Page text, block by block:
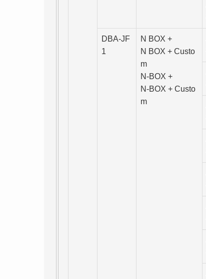
DBA-JF
1
N BOX +
N BOX + Custo
m
N-BOX +
N-BOX + Custo
m